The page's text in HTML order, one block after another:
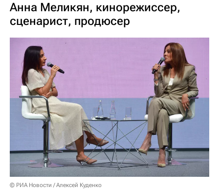
Анна Меликян, кинорежиссер,
сценарист, продюсер
© РИА Новости / Алексей Куденко